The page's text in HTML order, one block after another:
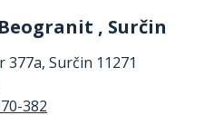
, Surčin
Surčin 11271
382